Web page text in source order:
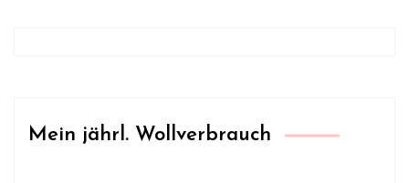
Mein jährl. Wollverbrauch